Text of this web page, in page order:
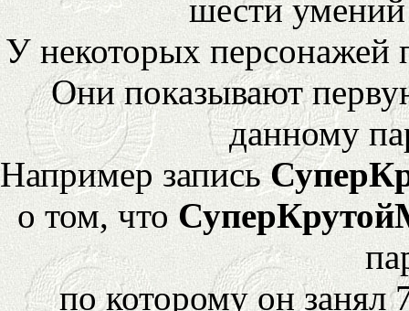
шести
У некоторых персонажей
Они показывают
данному
Например запись
о том, что
по которому он